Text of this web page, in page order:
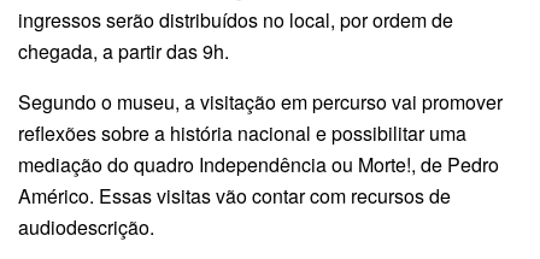
ingressos serão distribuídos no local, por ordem de
chegada, a partir das 9h.
Segundo o museu, a visitação em percurso vai promover
reflexões sobre a história nacional e possibilitar uma
mediação do quadro Independência ou Morte!, de Pedro
Américo. Essas visitas vão contar com recursos de
audiodescrição.